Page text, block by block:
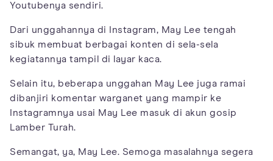
Youtubenya sendiri.
Dari unggahannya di Instagram, May Lee tengah
sibuk membuat berbagai konten di sela-sela
kegiatannya tampil di layar kaca.
Selain itu, beberapa unggahan May Lee juga ramai
dibanjiri komentar warganet yang mampir ke
Instagramnya usai May Lee masuk di akun gosip
Lamber Turah.
Semangat, ya, May Lee. Semoga masalahnya segera